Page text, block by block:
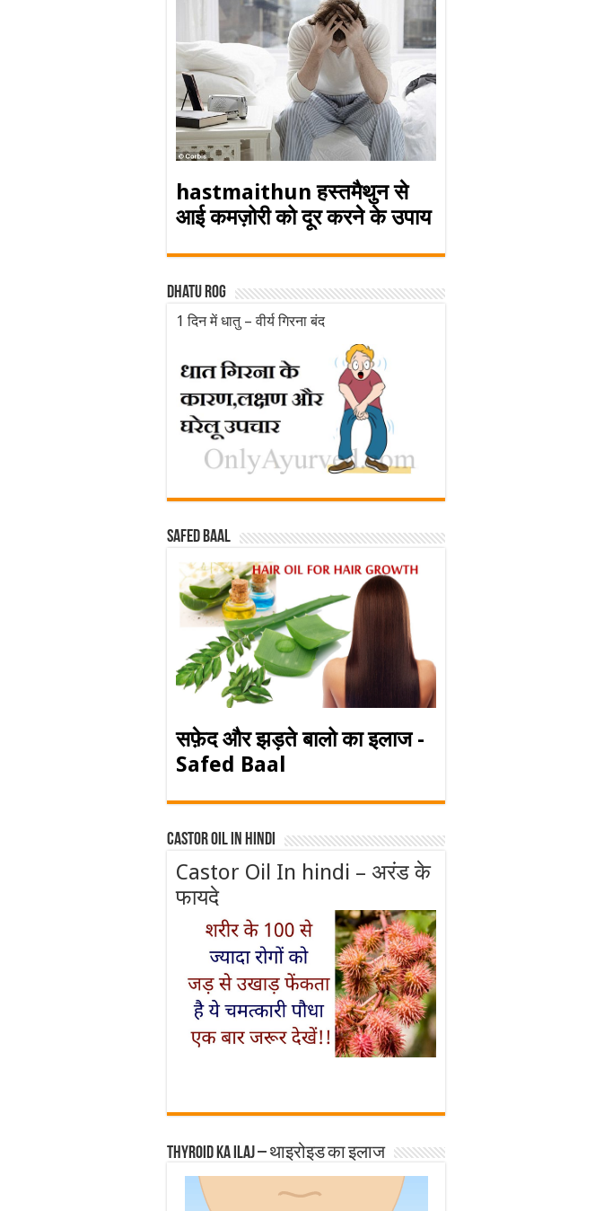
hastmaithun हस्तमैथुन से
आई कमज़ोरी को दूर करने के उपाय
Dhatu rog
1 दिन में धातु – वीर्य गिरना बंद
Safed baal
सफ़ेद और झड़ते बालो का इलाज -
Safed Baal
Castor Oil In Hindi
Castor Oil In hindi – अरंड के
फायदे
Thyroid ka ilaj – थाइरोइड का इलाज